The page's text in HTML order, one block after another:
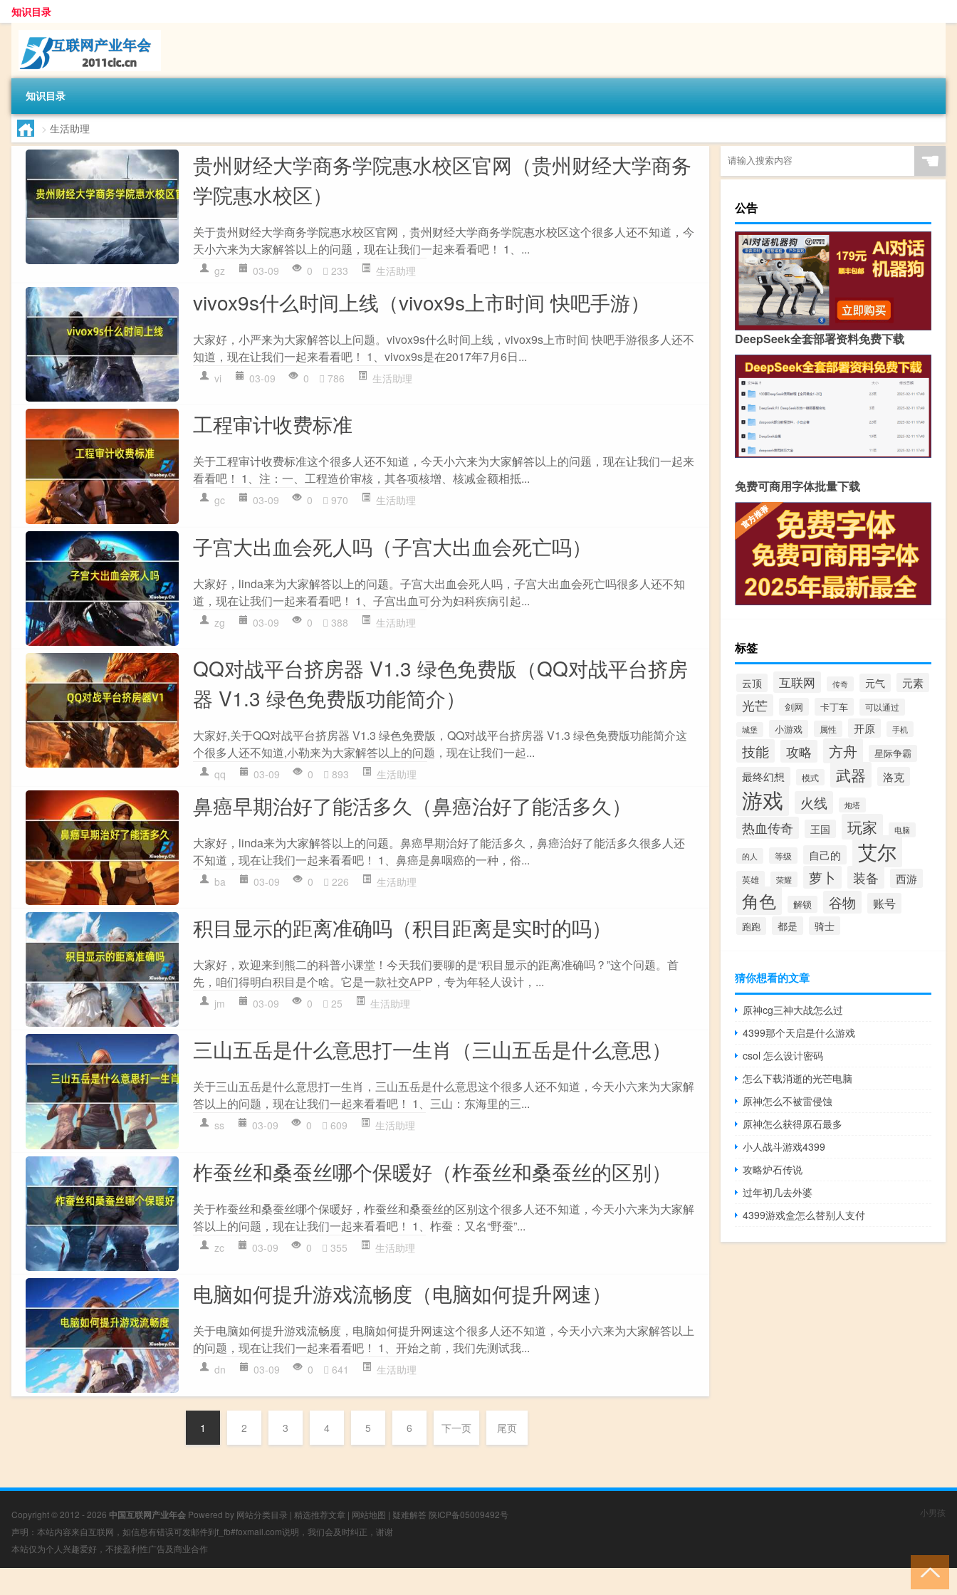
知识目录
知识目录
> 生活助理
贵州财经大学商务学院惠水校区官网（贵州财经大学商务
学院惠水校区）
关于贵州财经大学商务学院惠水校区官网，贵州财经大学商务学院惠水校区这个很多人还不知道，今
天小六来为大家解答以上的问题，现在让我们一起来看看吧！ 1、...
gz 03-09 0 233 生活助理
vivox9s什么时间上线（vivox9s上市时间 快吧手游）
大家好，小严来为大家解答以上问题。vivox9s什么时间上线，vivox9s上市时间 快吧手游很多人还不
知道，现在让我们一起来看看吧！ 1、vivox9s是在2017年7月6日...
vi 03-09 0 786 生活助理
工程审计收费标准
关于工程审计收费标准这个很多人还不知道，今天小六来为大家解答以上的问题，现在让我们一起来
看看吧！ 1、注：一、工程造价审核，其各项核增、核减金额相抵...
gc 03-09 0 970 生活助理
子宫大出血会死人吗（子宫大出血会死亡吗）
大家好，linda来为大家解答以上的问题。子宫大出血会死人吗，子宫大出血会死亡吗很多人还不知
道，现在让我们一起来看看吧！ 1、子宫出血可分为妇科疾病引起...
zg 03-09 0 388 生活助理
QQ对战平台挤房器 V1.3 绿色免费版（QQ对战平台挤房
器 V1.3 绿色免费版功能简介）
大家好,关于QQ对战平台挤房器 V1.3 绿色免费版，QQ对战平台挤房器 V1.3 绿色免费版功能简介这
个很多人还不知道,小勒来为大家解答以上的问题，现在让我们一起...
qq 03-09 0 893 生活助理
鼻癌早期治好了能活多久（鼻癌治好了能活多久）
大家好，linda来为大家解答以上的问题。鼻癌早期治好了能活多久，鼻癌治好了能活多久很多人还
不知道，现在让我们一起来看看吧！ 1、鼻癌是鼻咽癌的一种，俗...
ba 03-09 0 226 生活助理
积目显示的距离准确吗（积目距离是实时的吗）
大家好，欢迎来到熊二的科普小课堂！今天我们要聊的是“积目显示的距离准确吗？”这个问题。首
先，咱们得明白积目是个啥。它是一款社交APP，专为年轻人设计，...
jm 03-09 0 25 生活助理
三山五岳是什么意思打一生肖（三山五岳是什么意思）
关于三山五岳是什么意思打一生肖，三山五岳是什么意思这个很多人还不知道，今天小六来为大家解
答以上的问题，现在让我们一起来看看吧！ 1、三山：东海里的三...
ss 03-09 0 609 生活助理
柞蚕丝和桑蚕丝哪个保暖好（柞蚕丝和桑蚕丝的区别）
关于柞蚕丝和桑蚕丝哪个保暖好，柞蚕丝和桑蚕丝的区别这个很多人还不知道，今天小六来为大家解
答以上的问题，现在让我们一起来看看吧！ 1、柞蚕：又名“野蚕”...
zc 03-09 0 355 生活助理
电脑如何提升游戏流畅度（电脑如何提升网速）
关于电脑如何提升游戏流畅度，电脑如何提升网速这个很多人还不知道，今天小六来为大家解答以上
的问题，现在让我们一起来看看吧！ 1、开始之前，我们先测试我...
dn 03-09 0 641 生活助理
1 2 3 4 5 6 下一页 尾页
☚
公告
DeepSeek全套部署资料免费下载
免费可商用字体批量下载
标签
云顶 互联网 传奇 元气 元素
光芒 剑网 卡丁车 可以通过
城堡 小游戏 属性 开原 手机
技能 攻略 方舟 星际争霸
最终幻想 模式 武器 洛克
游戏 火线 炮塔
热血传奇 王国 玩家 电脑
的人 等级 自己的 艾尔
英雄 荣耀 萝卜 装备 西游
角色 解锁 谷物 账号
跑跑 都是 骑士
猜你想看的文章
原神cg三神大战怎么过
4399那个天启是什么游戏
csol 怎么设计密码
怎么下载消逝的光芒电脑
原神怎么不被雷侵蚀
原神怎么获得原石最多
小人战斗游戏4399
攻略炉石传说
过年初几去外婆
4399游戏盒怎么替别人支付
Copyright © 2012 - 2026 中国互联网产业年会 Powered by 网站分类目录 | 精选推荐文章 | 网站地图 | 疑难解答 陕ICP备05009492号
声明：本站内容来自互联网，如信息有错误可发邮件到f_fb#foxmail.com说明，我们会及时纠正，谢谢
本站仅为个人兴趣爱好，不接盈利性广告及商业合作
小男孩